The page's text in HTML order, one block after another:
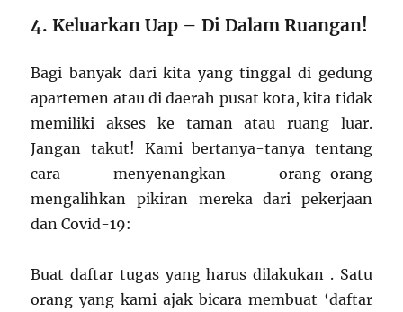
4. Keluarkan Uap – Di Dalam Ruangan!
Bagi banyak dari kita yang tinggal di gedung
apartemen atau di daerah pusat kota, kita tidak
memiliki akses ke taman atau ruang luar.
Jangan takut! Kami bertanya-tanya tentang
cara menyenangkan orang-orang
mengalihkan pikiran mereka dari pekerjaan
dan Covid-19:
Buat daftar tugas yang harus dilakukan . Satu
orang yang kami ajak bicara membuat ‘daftar